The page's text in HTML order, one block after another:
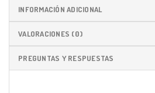
INFORMACIÓN ADICIONAL
VALORACIONES (0)
PREGUNTAS Y RESPUESTAS